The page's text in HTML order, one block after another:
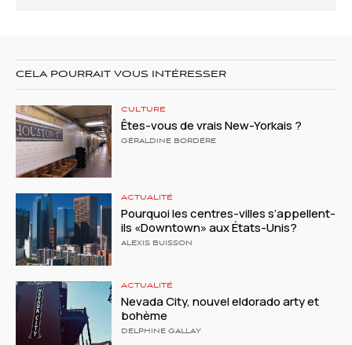
CELA POURRAIT VOUS INTÉRESSER
CULTURE
Êtes-vous de vrais New-Yorkais ?
GÉRALDINE BORDÈRE
ACTUALITÉ
Pourquoi les centres-villes s’appellent-
ils «Downtown» aux États-Unis?
ALEXIS BUISSON
ACTUALITÉ
Nevada City, nouvel eldorado arty et
bohème
DELPHINE GALLAY